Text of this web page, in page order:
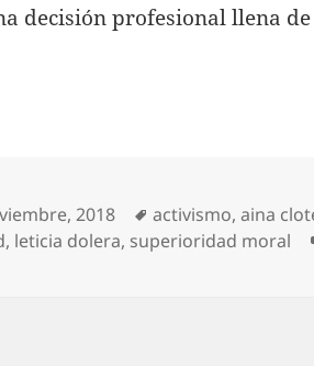
decisión profesional llena
2018 Etiquetas
activismo,aina
, leticia dolera, superioridad moral